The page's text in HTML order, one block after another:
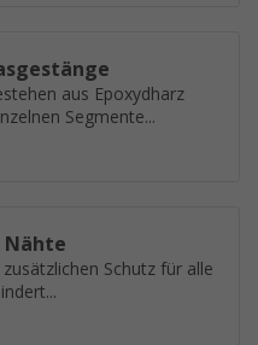
aus Epoxydharz
Segmente...
Nähte
Schutz für alle